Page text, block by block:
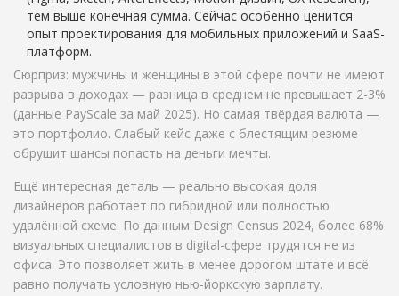
тем выше конечная сумма. Сейчас особенно ценится
опыт проектирования для мобильных приложений и SaaS-
платформ.
Сюрприз: мужчины и женщины в этой сфере почти не имеют
разрыва в доходах — разница в среднем не превышает 2-3%
(данные PayScale за май 2025). Но самая твёрдая валюта —
это портфолио. Слабый кейс даже с блестящим резюме
обрушит шансы попасть на деньги мечты.
Ещё интересная деталь — реально высокая доля
дизайнеров работает по гибридной или полностью
удалённой схеме. По данным Design Census 2024, более 68%
визуальных специалистов в digital-сфере трудятся не из
офиса. Это позволяет жить в менее дорогом штате и всё
равно получать условную нью-йоркскую зарплату.